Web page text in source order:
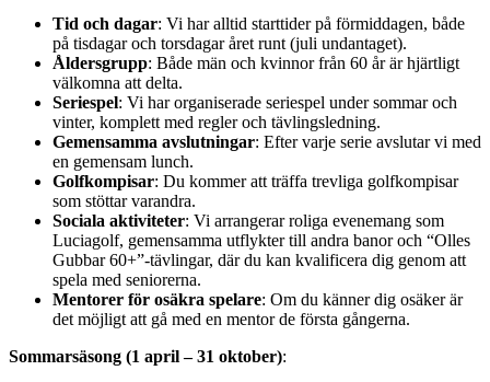
Tid och dagar: Vi har alltid starttider på förmiddagen, både
på tisdagar och torsdagar året runt (juli undantaget).
Åldersgrupp: Både män och kvinnor från 60 år är hjärtligt
välkomna att delta.
Seriespel: Vi har organiserade seriespel under sommar och
vinter, komplett med regler och tävlingsledning.
Gemensamma avslutningar: Efter varje serie avslutar vi med
en gemensam lunch.
Golfkompisar: Du kommer att träffa trevliga golfkompisar
som stöttar varandra.
Sociala aktiviteter: Vi arrangerar roliga evenemang som
Luciagolf, gemensamma utflykter till andra banor och “Olles
Gubbar 60+”-tävlingar, där du kan kvalificera dig genom att
spela med seniorerna.
Mentorer för osäkra spelare: Om du känner dig osäker är
det möjligt att gå med en mentor de första gångerna.
Sommarsäsong (1 april – 31 oktober):